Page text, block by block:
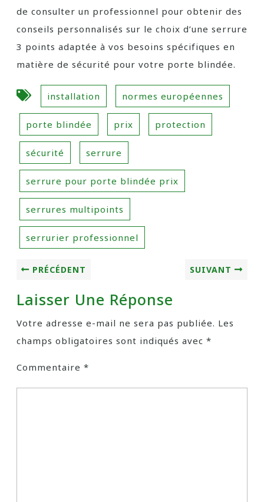
de consulter un professionnel pour obtenir des
conseils personnalisés sur le choix d’une serrure
3 points adaptée à vos besoins spécifiques en
matière de sécurité pour votre porte blindée.
installation normes européennes
porte blindée prix protection
sécurité serrure
serrure pour porte blindée prix
serrures multipoints
serrurier professionnel
PRÉCÉDENT SUIVANT
Laisser Une Réponse
Votre adresse e-mail ne sera pas publiée. Les
champs obligatoires sont indiqués avec *
Commentaire *